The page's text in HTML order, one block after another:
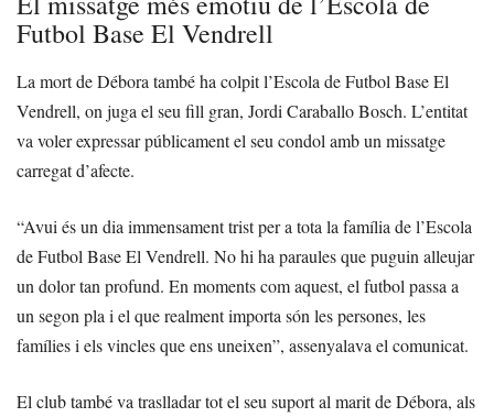
Futbol Base El Vendrell
La mort de Débora també ha colpit l’Escola de Futbol Base El
Vendrell, on juga el seu fill gran, Jordi Caraballo Bosch. L’entitat
va voler expressar públicament el seu condol amb un missatge
carregat d’afecte.
“Avui és un dia immensament trist per a tota la família de l’Escola
de Futbol Base El Vendrell. No hi ha paraules que puguin alleujar
un dolor tan profund. En moments com aquest, el futbol passa a
un segon pla i el que realment importa són les persones, les
famílies i els vincles que ens uneixen”, assenyalava el comunicat.
El club també va traslladar tot el seu suport al marit de Débora, als